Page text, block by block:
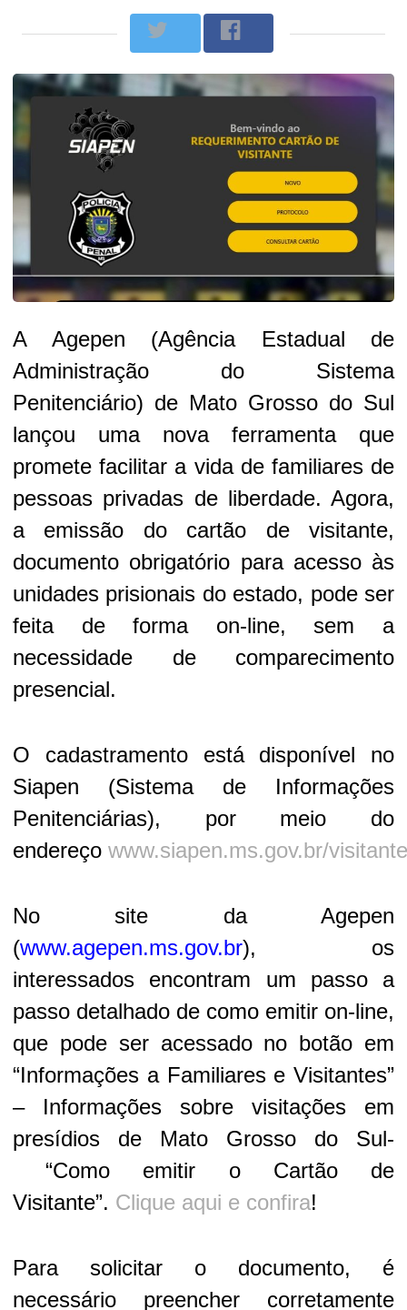
A Agepen (Agência Estadual de
Administração do Sistema
Penitenciário) de Mato Grosso do Sul
lançou uma nova ferramenta que
promete facilitar a vida de familiares de
pessoas privadas de liberdade. Agora,
a emissão do cartão de visitante,
documento obrigatório para acesso às
unidades prisionais do estado, pode ser
feita de forma on-line, sem a
necessidade de comparecimento
presencial.
O cadastramento está disponível no
Siapen (Sistema de Informações
Penitenciárias), por meio do
endereço www.siapen.ms.gov.br/visitante
No site da Agepen
(www.agepen.ms.gov.br), os
interessados encontram um passo a
passo detalhado de como emitir on-line,
que pode ser acessado no botão em
“Informações a Familiares e Visitantes”
– Informações sobre visitações em
presídios de Mato Grosso do Sul-
“Como emitir o Cartão de
Visitante”. Clique aqui e confira!
Para solicitar o documento, é
necessário preencher corretamente